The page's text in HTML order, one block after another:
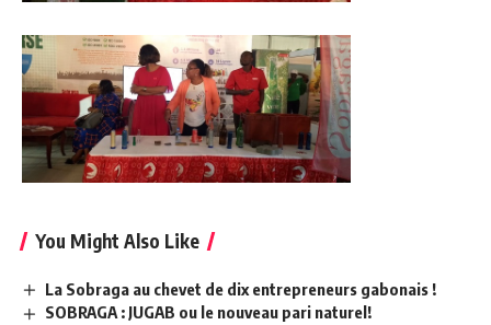
You Might Also Like
La Sobraga au chevet de dix entrepreneurs gabonais !
SOBRAGA : JUGAB ou le nouveau pari naturel!